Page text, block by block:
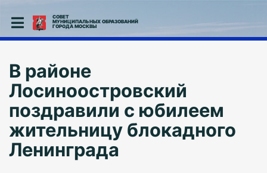
СОВЕТ
МУНИЦИПАЛЬНЫХ ОБРАЗОВАНИЙ
ГОРОДА МОСКВЫ
В районе
Лосиноостровский
поздравили с юбилеем
жительницу блокадного
Ленинграда